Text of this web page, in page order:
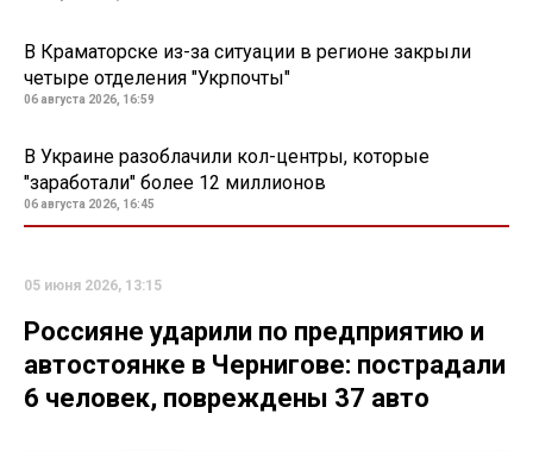
В Краматорске из-за ситуации в регионе закрыли
четыре отделения "Укрпочты"
06 августа 2026, 16:59
В Украине разоблачили кол-центры, которые
"заработали" более 12 миллионов
06 августа 2026, 16:45
05 июня 2026, 13:15
Россияне ударили по предприятию и
автостоянке в Чернигове: пострадали
6 человек, повреждены 37 авто